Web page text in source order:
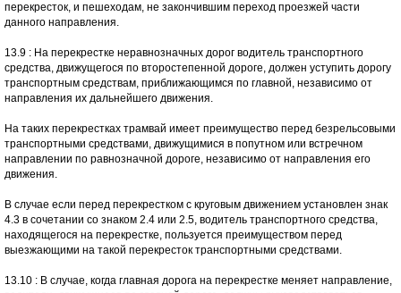
перекресток, и пешеходам, не закончившим переход проезжей части
данного направления.
13.9 : На перекрестке неравнозначных дорог водитель транспортного
средства, движущегося по второстепенной дороге, должен уступить дорогу
транспортным средствам, приближающимся по главной, независимо от
направления их дальнейшего движения.
На таких перекрестках трамвай имеет преимущество перед безрельсовыми
транспортными средствами, движущимися в попутном или встречном
направлении по равнозначной дороге, независимо от направления его
движения.
В случае если перед перекрестком с круговым движением установлен знак
4.3 в сочетании со знаком 2.4 или 2.5, водитель транспортного средства,
находящегося на перекрестке, пользуется преимуществом перед
выезжающими на такой перекресток транспортными средствами.
13.10 : В случае, когда главная дорога на перекрестке меняет направление,